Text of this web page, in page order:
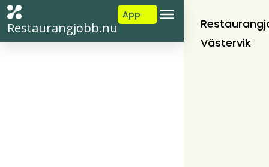
Restaurangjobb.nu
App
Västervik